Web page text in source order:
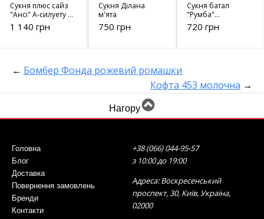
Сукня плюс сайз
"Ансі" А-силуету з
довгими
рукавами у
кольорі
1 140 грн
Сукня Ділана
м'ята
750 грн
Сукня батал
"Румба"
(чорний+бузковий)
720 грн
← Бомбер Фонда рожевий ромашки
Кофта 453 молочна →
Нагору
Головна
Блог
Доставка
Повернення замовлень
Бренди
Контакти
+38 (066) 044-95-57
з 10:00 до 19:00
Адреса: Воскресенський
проспект, 30, Київ, Україна,
02000